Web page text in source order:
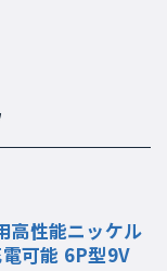
高性能ニッケル
可能 6P型9V